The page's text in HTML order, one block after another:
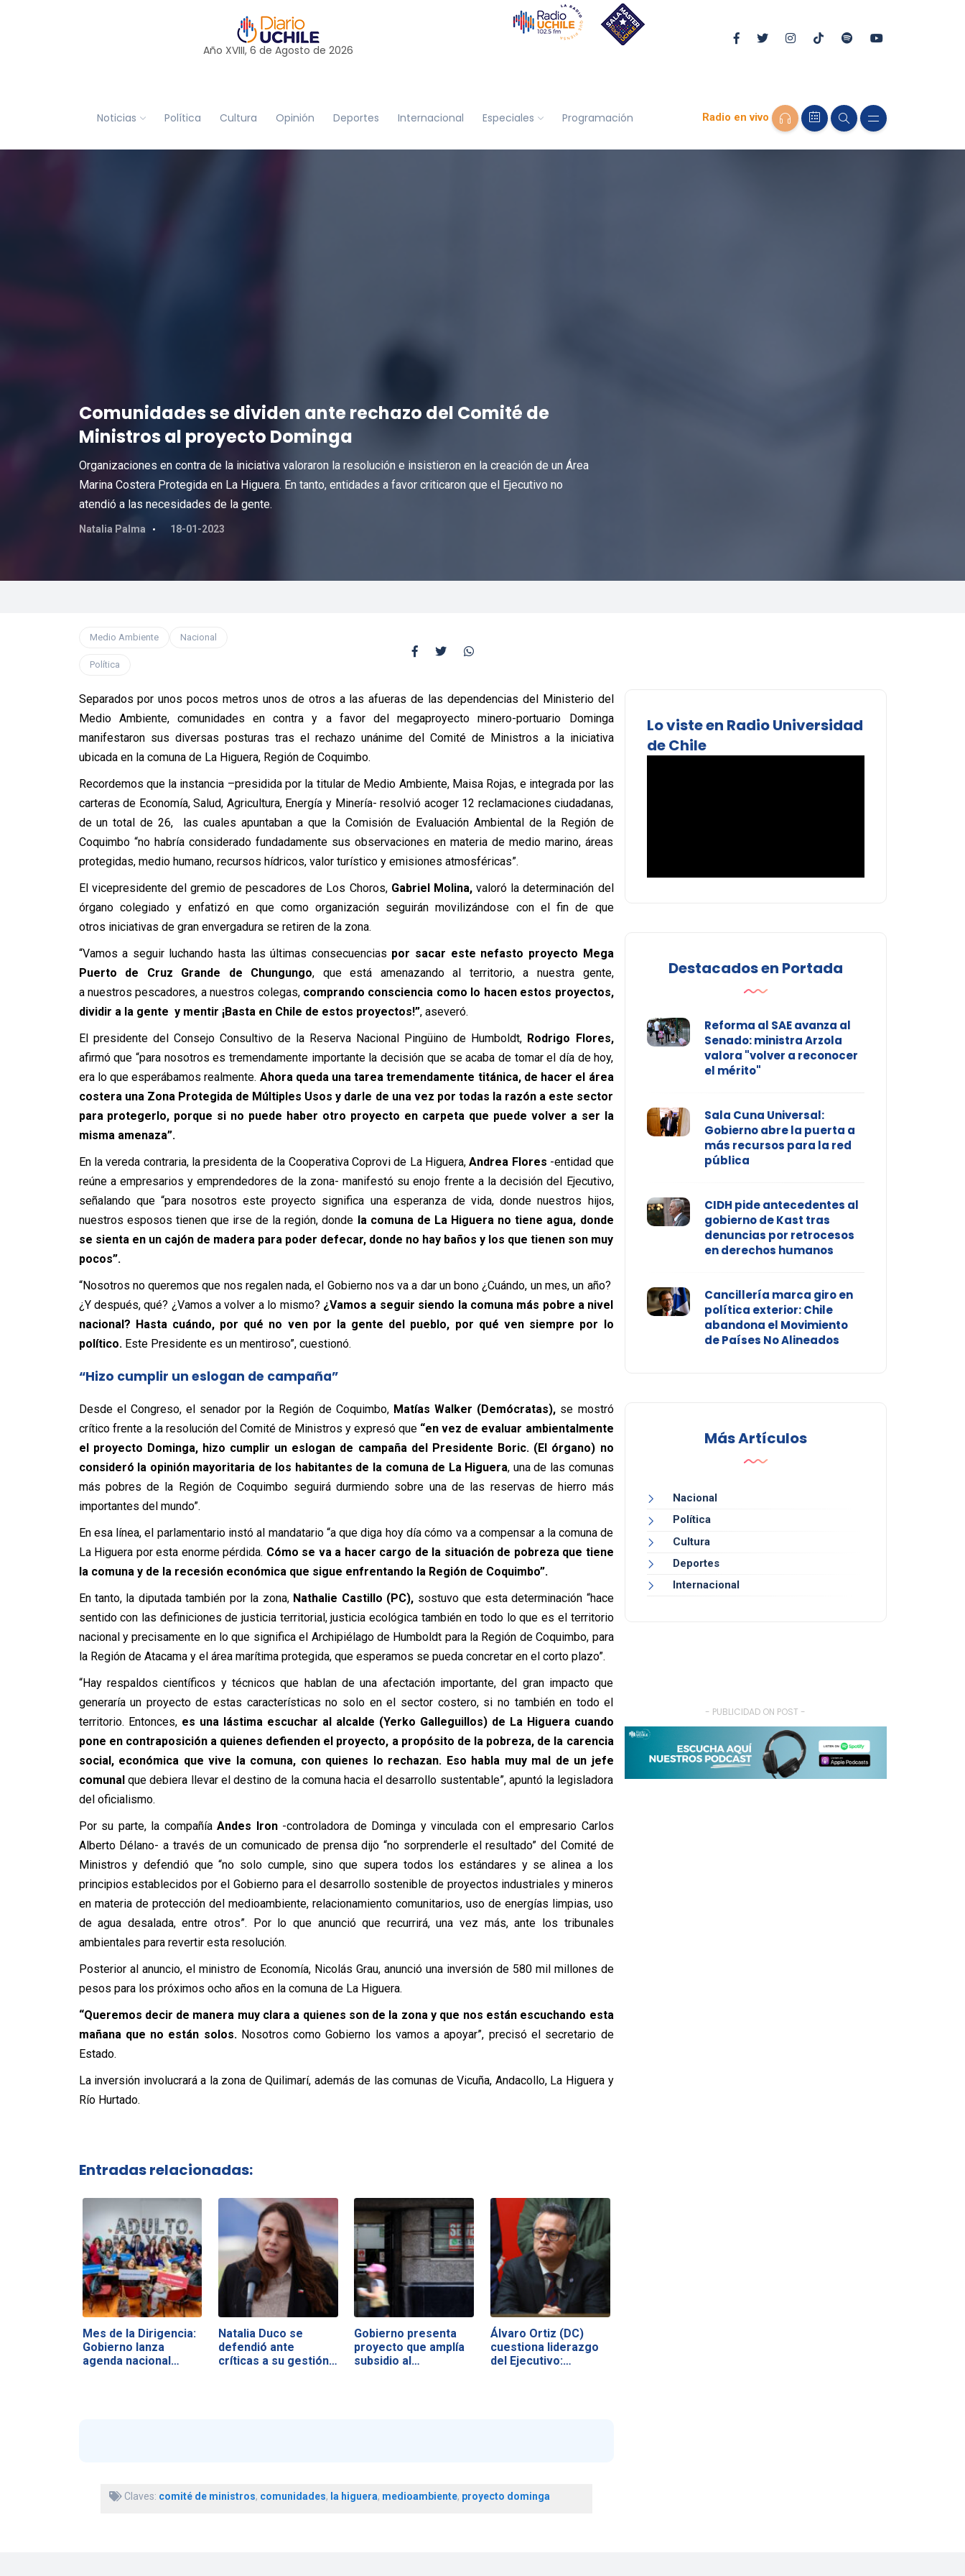
Año XVIII, 6 de Agosto de 2026
Noticias Política Cultura Opinión Deportes Internacional Especiales Programación Radio en vivo
Comunidades se dividen ante rechazo del Comité de
Ministros al proyecto Dominga
Organizaciones en contra de la iniciativa valoraron la resolución e insistieron en la creación de un Área
Marina Costera Protegida en La Higuera. En tanto, entidades a favor criticaron que el Ejecutivo no
atendió a las necesidades de la gente.
Natalia Palma 18-01-2023
Medio Ambiente Nacional
Política
Separados por unos pocos metros unos de otros a las afueras de las dependencias del Ministerio del
Medio Ambiente, comunidades en contra y a favor del megaproyecto minero-portuario Dominga
manifestaron sus diversas posturas tras el rechazo unánime del Comité de Ministros a la iniciativa
ubicada en la comuna de La Higuera, Región de Coquimbo.
Recordemos que la instancia –presidida por la titular de Medio Ambiente, Maisa Rojas, e integrada por las
carteras de Economía, Salud, Agricultura, Energía y Minería- resolvió acoger 12 reclamaciones ciudadanas,
de un total de 26, las cuales apuntaban a que la Comisión de Evaluación Ambiental de la Región de
Coquimbo “no habría considerado fundadamente sus observaciones en materia de medio marino, áreas
protegidas, medio humano, recursos hídricos, valor turístico y emisiones atmosféricas”.
El vicepresidente del gremio de pescadores de Los Choros, Gabriel Molina,valoró la determinación del
órgano colegiado y enfatizó en que como organización seguirán movilizándose con el fin de que
otros iniciativas de gran envergadura se retiren de la zona.
“Vamos a seguir luchando hasta las últimas consecuencias por sacar este nefasto proyecto Mega
Puerto de Cruz Grande de Chungungo, que está amenazando al territorio, a nuestra gente,
a nuestros pescadores, a nuestros colegas, comprando consciencia como lo hacen estos proyectos,
dividir a la gente y mentir ¡Basta en Chile de estos proyectos!”, aseveró.
El presidente del Consejo Consultivo de la Reserva Nacional Pingüino de Humboldt, Rodrigo Flores,
afirmó que “para nosotros es tremendamente importante la decisión que se acaba de tomar el día de hoy,
era lo que esperábamos realmente. Ahora queda una tarea tremendamente titánica, de hacer el área
costera una Zona Protegida de Múltiples Usos y darle de una vez por todas la razón a este sector
para protegerlo, porque si no puede haber otro proyecto en carpeta que puede volver a ser la
misma amenaza”.
En la vereda contraria, la presidenta de la Cooperativa Coprovi de La Higuera,Andrea Flores -entidad que
reúne a empresarios y emprendedores de la zona- manifestó su enojo frente a la decisión del Ejecutivo,
señalando que “para nosotros este proyecto significa una esperanza de vida, donde nuestros hijos,
nuestros esposos tienen que irse de la región, donde la comuna de La Higuera no tiene agua, donde
se sienta en un cajón de madera para poder defecar, donde no hay baños y los que tienen son muy
pocos”.
“Nosotros no queremos que nos regalen nada, el Gobierno nos va a dar un bono ¿Cuándo, un mes, un año?
¿Y después, qué? ¿Vamos a volver a lo mismo? ¿Vamos a seguir siendo la comuna más pobre a nivel
nacional? Hasta cuándo, por qué no ven por la gente del pueblo, por qué ven siempre por lo
político.Este Presidente es un mentiroso”, cuestionó.
“Hizo cumplir un eslogan de campaña”
Desde el Congreso, el senador por la Región de Coquimbo, Matías Walker (Demócratas), se mostró
crítico frente a la resolución del Comité de Ministros y expresó que “en vez de evaluar ambientalmente
el proyecto Dominga, hizo cumplir un eslogan de campaña del Presidente Boric. (El órgano) no
consideró la opinión mayoritaria de los habitantes de la comuna de La Higuera, una de las comunas
más pobres de la Región de Coquimbo seguirá durmiendo sobre una de las reservas de hierro más
importantes del mundo”.
En esa línea, el parlamentario instó al mandatario “a que diga hoy día cómo va a compensar a la comuna de
La Higuera por esta enorme pérdida. Cómo se va a hacer cargo de la situación de pobreza que tiene
la comuna y de la recesión económica que sigue enfrentando la Región de Coquimbo”.
En tanto, la diputada también por la zona, Nathalie Castillo (PC), sostuvo que esta determinación “hace
sentido con las definiciones de justicia territorial, justicia ecológica también en todo lo que es el territorio
nacional y precisamente en lo que significa el Archipiélago de Humboldt para la Región de Coquimbo, para
la Región de Atacama y el área marítima protegida, que esperamos se pueda concretar en el corto plazo”.
“Hay respaldos científicos y técnicos que hablan de una afectación importante, del gran impacto que
generaría un proyecto de estas características no solo en el sector costero, si no también en todo el
territorio. Entonces, es una lástima escuchar al alcalde (Yerko Galleguillos) de La Higuera cuando
pone en contraposición a quienes defienden el proyecto, a propósito de la pobreza, de la carencia
social, económica que vive la comuna, con quienes lo rechazan. Eso habla muy mal de un jefe
comunalque debiera llevar el destino de la comuna hacia el desarrollo sustentable”, apuntó la legisladora
del oficialismo.
Por su parte, la compañíaAndes Iron-controladora de Dominga y vinculada con el empresario Carlos
Alberto Délano- a través de un comunicado de prensa dijo “no sorprenderle el resultado” del Comité de
Ministros y defendió que “no solo cumple, sino que supera todos los estándares y se alinea a los
principios establecidos por el Gobierno para el desarrollo sostenible de proyectos industriales y mineros
en materia de protección del medioambiente, relacionamiento comunitarios, uso de energías limpias, uso
de agua desalada, entre otros”. Por lo que anunció que recurrirá, una vez más, ante los tribunales
ambientales para revertir esta resolución.
Posterior al anuncio, el ministro de Economía, Nicolás Grau, anunció una inversión de 580 mil millones de
pesos para los próximos ocho años en la comuna de La Higuera.
“Queremos decir de manera muy clara a quienes son de la zona y que nos están escuchando esta
mañana que no están solos.Nosotros como Gobierno los vamos a apoyar”, precisó el secretario de
Estado.
La inversión involucrará a la zona de Quilimarí, además de las comunas de Vicuña, Andacollo, La Higuera y
Río Hurtado.
Entradas relacionadas:
Mes de la Dirigencia:
Gobierno lanza
agenda nacional…
Natalia Duco se
defendió ante
críticas a su gestión…
Gobierno presenta
proyecto que amplía
subsidio al…
Álvaro Ortiz (DC)
cuestiona liderazgo
del Ejecutivo:…
Claves: comité de ministros, comunidades, la higuera, medioambiente, proyecto dominga
Lo viste en Radio Universidad
de Chile
Destacados en Portada
Reforma al SAE avanza al
Senado: ministra Arzola
valora "volver a reconocer
el mérito"
Sala Cuna Universal:
Gobierno abre la puerta a
más recursos para la red
pública
CIDH pide antecedentes al
gobierno de Kast tras
denuncias por retrocesos
en derechos humanos
Cancillería marca giro en
política exterior: Chile
abandona el Movimiento
de Países No Alineados
Más Artículos
Nacional
Política
Cultura
Deportes
Internacional
- PUBLICIDAD ON POST -